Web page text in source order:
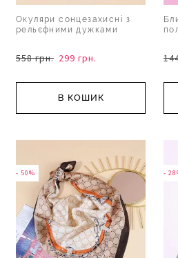
Окуляри сонцезахисні з
рельєфними дужками
558 грн. 299 грн.
В КОШИК
- 50% -